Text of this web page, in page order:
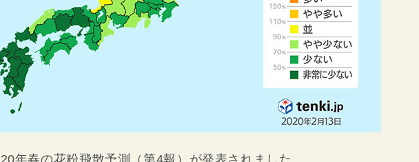
年春の花粉飛散予測（第4報）が発表されました。